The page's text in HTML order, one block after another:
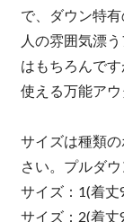
で、ダウン特
人の雰囲気漂
はもちろんで
使える万能アウ
サイズは種類
さい。プルダ
サイズ：1(着丈
サイズ：2(着丈